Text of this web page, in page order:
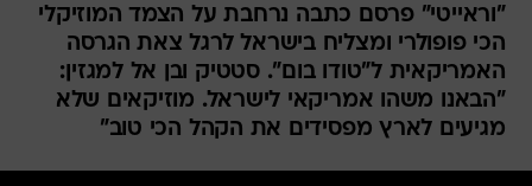
"וראייטי" פרסם כתבה נרחבת על הצמד המוזיקלי
הכי פופולרי ומצליח בישראל לרגל צאת הגרסה
האמריקאית ל"טודו בום". סטטיק ובן אל למגזין:
"הבאנו משהו אמריקאי לישראל. מוזיקאים שלא
מגיעים לארץ מפסידים את הקהל הכי טוב"